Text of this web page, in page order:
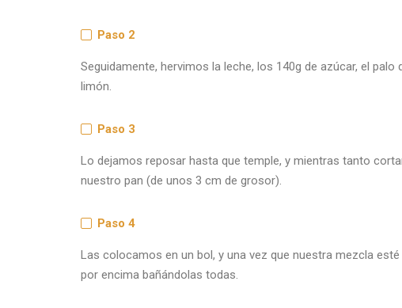
Paso 2
Seguidamente, hervimos la leche, los 140g de azúcar, el palo
limón.
Paso 3
Lo dejamos reposar hasta que temple, y mientras tanto
nuestro pan (de unos 3 cm de grosor).
Paso 4
Las colocamos en un bol, y una vez que nuestra mezcla
por encima bañándolas todas.